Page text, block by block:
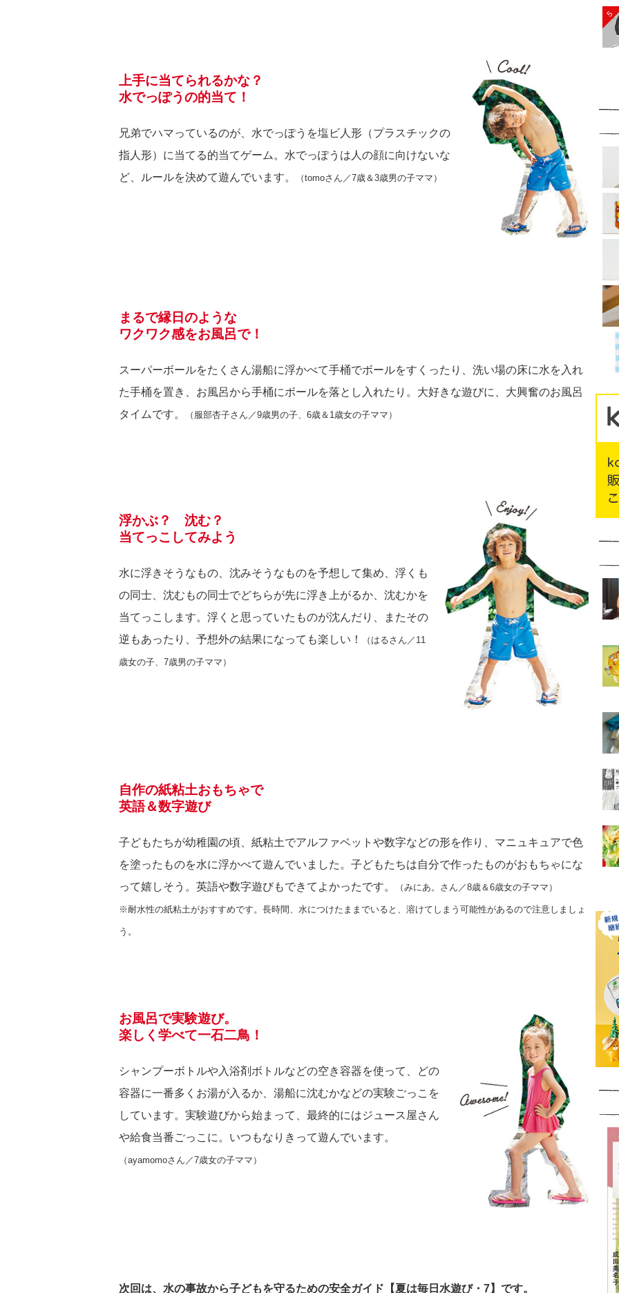
上手に当てられるかな？
水でっぽうの的当て！
兄弟でハマっているのが、水でっぽうを塩ビ人形（プラスチックの
指人形）に当てる的当てゲーム。水でっぽうは人の顔に向けないな
ど、ルールを決めて遊んでいます。
（tomoさん／7歳＆3歳男の子ママ）
まるで縁日のような
ワクワク感をお風呂で！
スーパーボールをたくさん湯船に浮かべて手桶でボールをすくったり、洗い場の床に水を入れ
た手桶を置き、お風呂から手桶にボールを落とし入れたり。大好きな遊びに、大興奮のお風呂
タイムです。
（服部杏子さん／9歳男の子、6歳＆1歳女の子ママ）
浮かぶ？ 沈む？
当てっこしてみよう
水に浮きそうなもの、沈みそうなものを予想して集め、浮くも
の同士、沈むもの同士でどちらが先に浮き上がるか、沈むかを
当てっこします。浮くと思っていたものが沈んだり、またその
逆もあったり、予想外の結果になっても楽しい！
（はるさん／11
歳女の子、7歳男の子ママ）
自作の紙粘土おもちゃで
英語＆数字遊び
子どもたちが幼稚園の頃、紙粘土でアルファベットや数字などの形を作り、マニュキュアで色
を塗ったものを水に浮かべて遊んでいました。子どもたちは自分で作ったものがおもちゃにな
って嬉しそう。英語や数字遊びもできてよかったです。
（みにあ。さん／8歳＆6歳女の子ママ）
※耐水性の紙粘土がおすすめです。長時間、水につけたままでいると、溶けてしまう可能性があるので注意しましょ
う。
お風呂で実験遊び。
楽しく学べて一石二鳥！
シャンプーボトルや入浴剤ボトルなどの空き容器を使って、どの
容器に一番多くお湯が入るか、湯船に沈むかなどの実験ごっこを
しています。実験遊びから始まって、最終的にはジュース屋さん
や給食当番ごっこに。いつもなりきって遊んでいます。
（ayamomoさん／7歳女の子ママ）
次回は、水の事故から子どもを守るための安全ガイド【夏は毎日水遊び・7】です。
5